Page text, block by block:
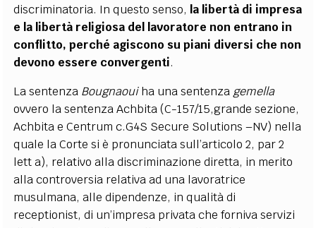
discriminatoria. In questo senso, la libertà di impresa
e la libertà religiosa del lavoratore non entrano in
conflitto, perché agiscono su piani diversi che non
devono essere convergenti.
La sentenza Bougnaouiha una sentenza gemella
ovvero la sentenza Achbita (C-157/15,grande sezione,
Achbita e Centrum c.G4S Secure Solutions –NV) nella
quale la Corte si è pronunciata sull’articolo 2, par 2
lett a), relativo alla discriminazione diretta, in merito
alla controversia relativa ad una lavoratrice
musulmana, alle dipendenze, in qualità di
receptionist, di un’impresa privata che forniva servizi